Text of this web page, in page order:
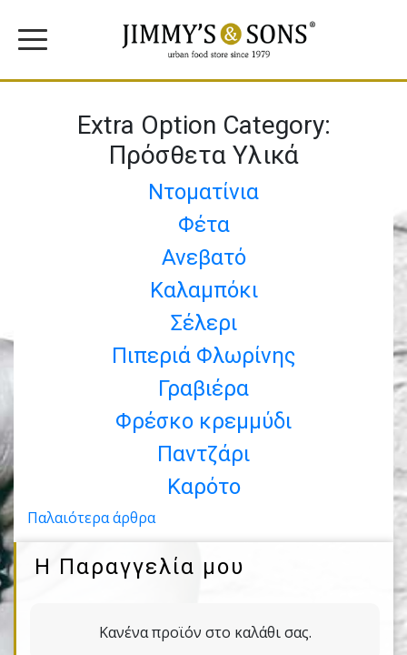
Extra Option Category:
Πρόσθετα Υλικά
Ντοματίνια
Φέτα
Ανεβατό
Καλαμπόκι
Σέλερι
Πιπεριά Φλωρίνης
Γραβιέρα
Φρέσκο κρεμμύδι
Παντζάρι
Καρότο
Πλοήγηση
άρθρων
Παλαιότερα άρθρα
Η Παραγγελία μου
Κανένα προϊόν στο καλάθι σας.